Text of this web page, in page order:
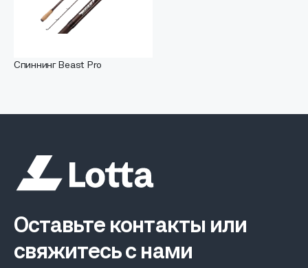
Спиннинг Beast Pro
Оставьте контакты или
свяжитесь с нами